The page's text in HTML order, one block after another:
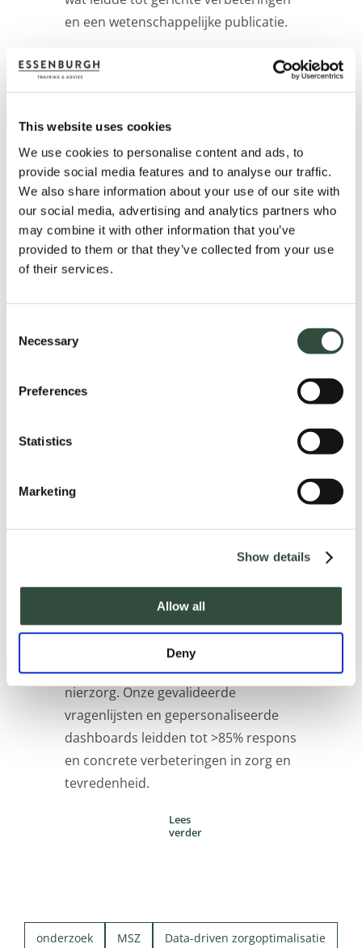
This website uses cookies
We use cookies to personalise content and ads, to
provide social media features and to analyse our traffic.
We also share information about your use of our site with
our social media, advertising and analytics partners who
may combine it with other information that you’ve
provided to them or that they’ve collected from your use
of their services.
Selection
Necessary
Preferences
Statistics
Marketing
Show details
Allow all
Deny
en een wetenschappelijke publicatie.
De ervaren kwaliteit van
Wij boden ondersteuning bij
wereldwijde
tevredenheidsonderzoeken voor
medewerkers en cliënten in de
nierzorg. Onze gevalideerde
vragenlijsten en gepersonaliseerde
dashboards leidden tot >85% respons
en concrete verbeteringen in zorg en
tevredenheid.
Lees
verder
onderzoek MSZ Data-driven zorgoptimalisatie